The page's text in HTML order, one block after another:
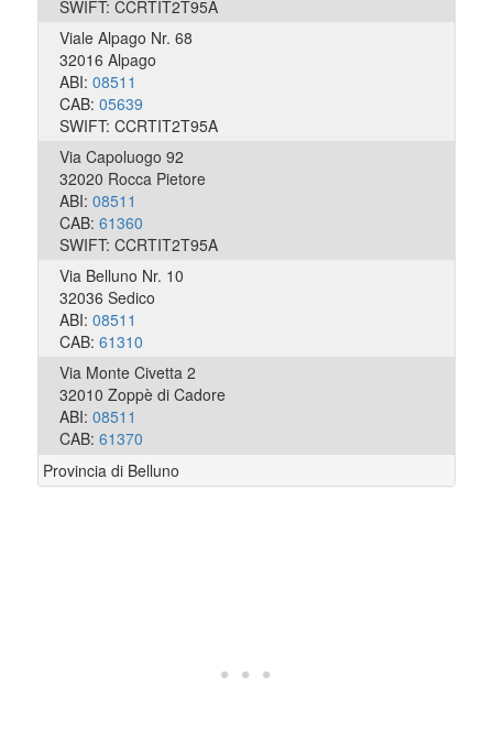
SWIFT: CCRTIT2T95A
Viale Alpago Nr. 68
32016 Alpago
ABI: 08511
CAB: 05639
SWIFT: CCRTIT2T95A
Via Capoluogo 92
32020 Rocca Pietore
ABI: 08511
CAB: 61360
SWIFT: CCRTIT2T95A
Via Belluno Nr. 10
32036 Sedico
ABI: 08511
CAB: 61310
Via Monte Civetta 2
32010 Zoppè di Cadore
ABI: 08511
CAB: 61370
Provincia di Belluno